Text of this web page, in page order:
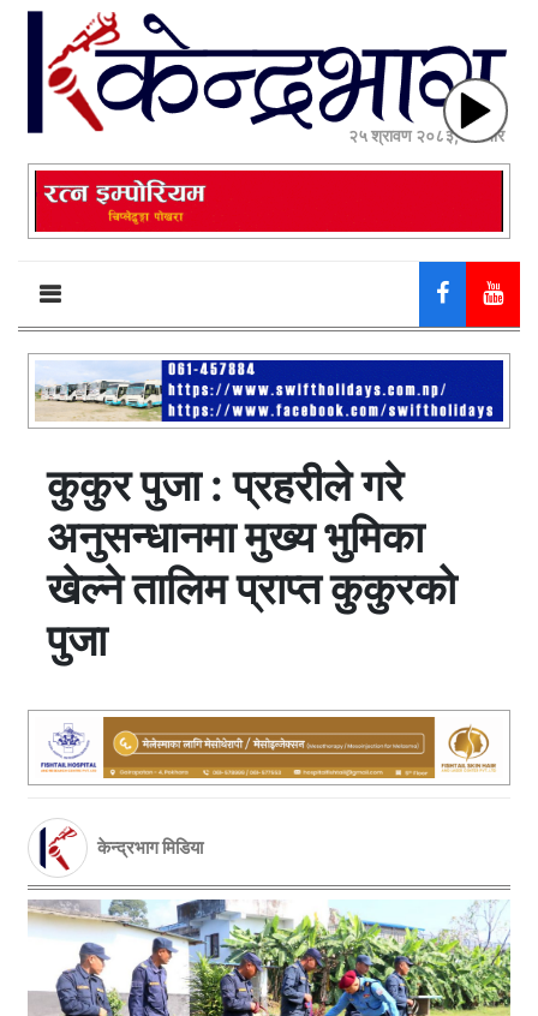
२५ श्रावण २०८३, सोमबार
कुकुर पुजा : प्रहरीले गरे
अनुसन्धानमा मुख्य भुमिका
खेल्ने तालिम प्राप्त कुकुरको
पुजा
केन्द्रभाग मिडिया